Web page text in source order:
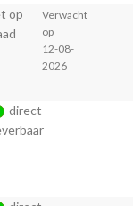
op
Verwacht
op
12-08-
2026
direct